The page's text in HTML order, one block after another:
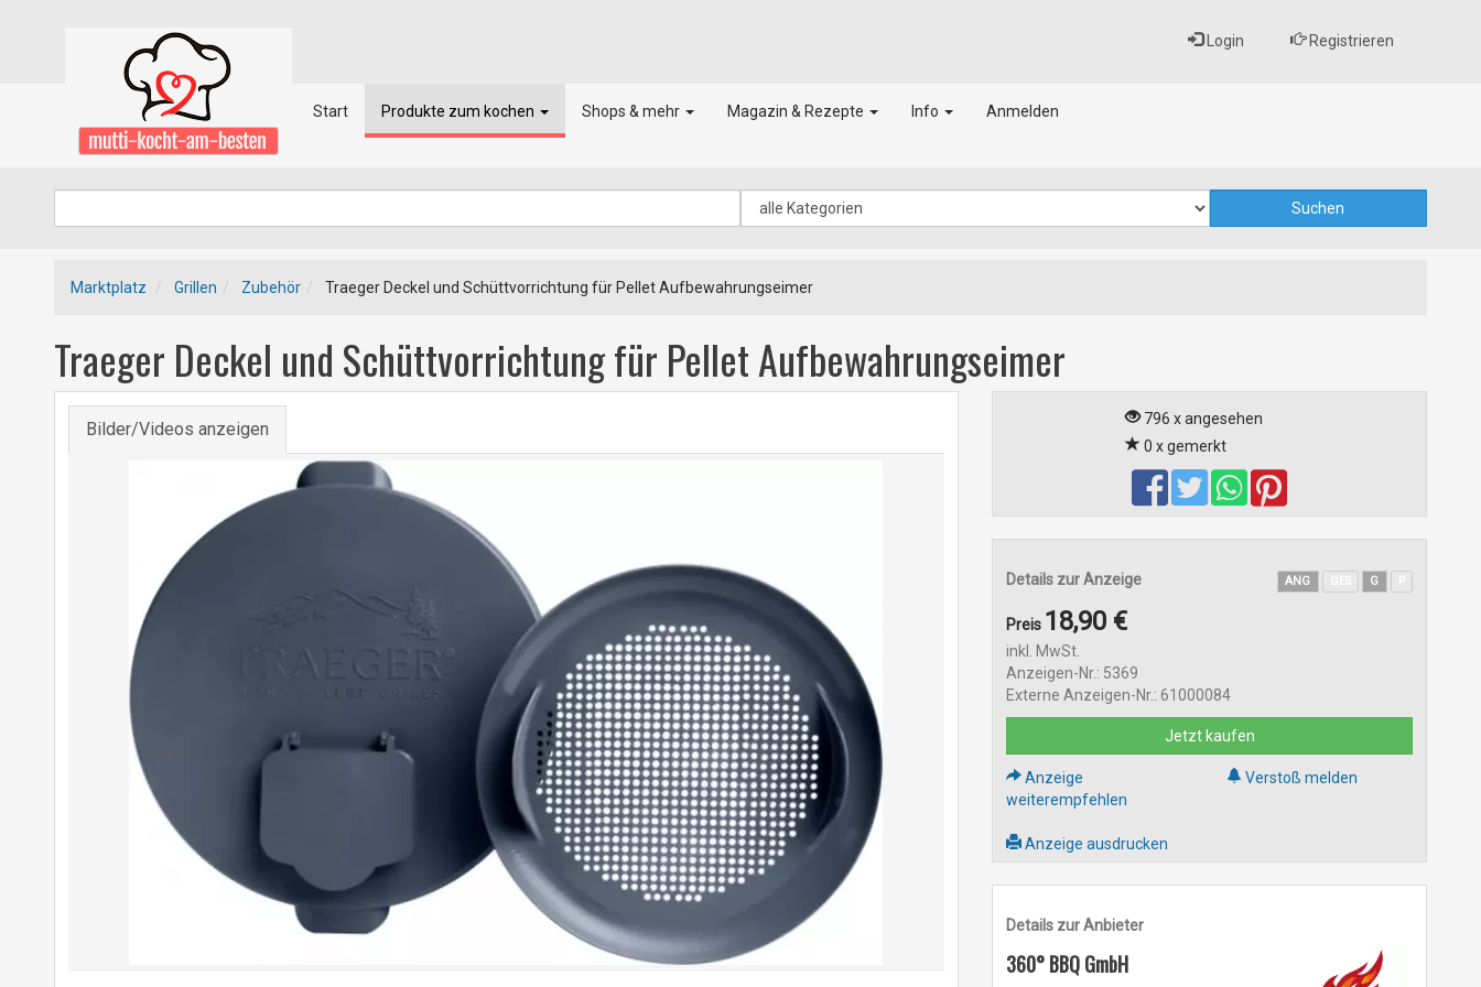
Login Registrieren
Start Produkte zum kochen Shops & mehr Magazin & Rezepte Info Anmelden
Marktplatz Grillen Zubehör Traeger Deckel und Schüttvorrichtung für Pellet Aufbewahrungseimer
Traeger Deckel und Schüttvorrichtung für Pellet Aufbewahrungseimer
Bilder/Videos anzeigen
796 x angesehen
0 x gemerkt
Details zur Anzeige ANG G
Preis 18,90 €
inkl. MwSt.
Anzeigen-Nr.: 5369
Externe Anzeigen-Nr.: 61000084
Jetzt kaufen
Anzeige
weiterempfehlen
Verstoß melden
Anzeige ausdrucken
Details zur Anbieter
360° BBQ GmbH